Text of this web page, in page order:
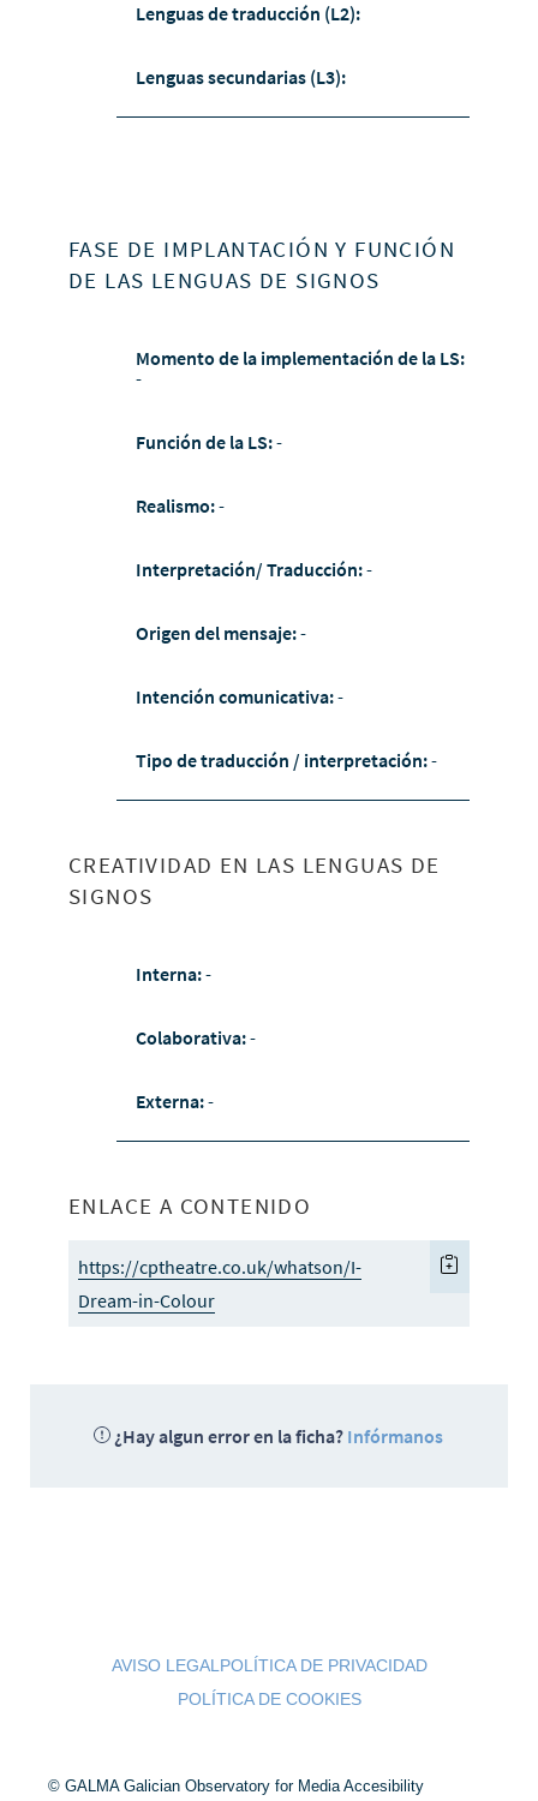
Lenguas de traducción (L2):
Lenguas secundarias (L3):
FASE DE IMPLANTACIÓN Y FUNCIÓN
DE LAS LENGUAS DE SIGNOS
Momento de la implementación de la LS:
-
Función de la LS:-
Realismo:-
Interpretación/ Traducción:-
Origen del mensaje:-
Intención comunicativa:-
Tipo de traducción / interpretación:-
CREATIVIDAD EN LAS LENGUAS DE
SIGNOS
Interna:-
Colaborativa:-
Externa:-
ENLACE A CONTENIDO
https://cptheatre.co.uk/whatson/I-
Dream-in-Colour
¿Hay algun error en la ficha? Infórmanos
AVISO LEGALPOLÍTICA DE PRIVACIDAD
POLÍTICA DE COOKIES
© GALMA Galician Observatory for Media Accesibility